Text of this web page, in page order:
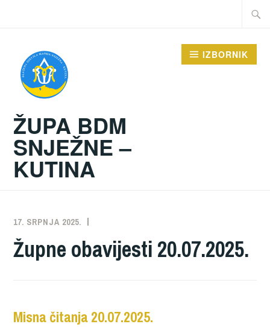
Traži:
ŽUPA BDM
SNJEŽNE –
KUTINA
IZBORNIK
17. SRPNJA 2025.
Župne obavijesti 20.07.2025.
Misna čitanja 20.07.2025.